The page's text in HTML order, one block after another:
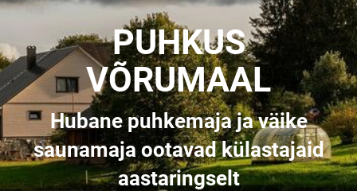
PUHKUS
VÕRUMAAL
Hubane puhkemaja ja väike
saunamaja ootavad külastajaid
aastaringselt